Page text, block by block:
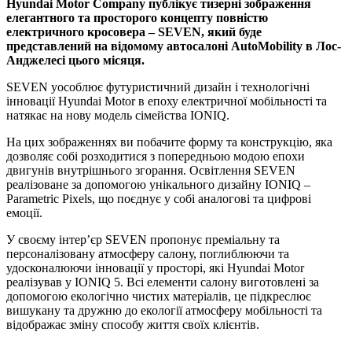
Hyundai Motor Company публікує тизерні зображення
елегантного та просторого концепту повністю
електричного кросовера –SEVEN, який буде
представлений на відомому автосалоні AutoMobility в Лос-
Анджелесі цього місяця.
SEVEN уособлює футуристичний дизайн і технологічні
інновації Hyundai Motor в епоху електричної мобільності та
натякає на нову модель сімейства IONIQ.
На цих зображеннях ви побачите форму та конструкцію, яка
дозволяє собі розходитися з попередньою модою епохи
двигунів внутрішнього згорання. Освітлення SEVEN
реалізоване за допомогою унікального дизайну IONIQ –
Parametric Pixels, що поєднує у собі аналогові та цифрові
емоції.
У своєму інтер’єр SEVEN пропонує преміальну та
персоналізовану атмосферу салону, поглиблюючи та
удосконалюючи інновації у просторі, які Hyundai Motor
реалізував у IONIQ 5. Всі елементи салону виготовлені за
допомогою екологічно чистих матеріалів, це підкреслює
вишукану та дружню до екології атмосферу мобільності та
відображає зміну способу життя своїх клієнтів.